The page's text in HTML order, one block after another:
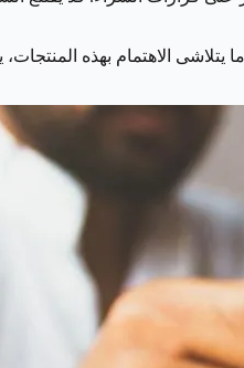
الاهتمام بهذه